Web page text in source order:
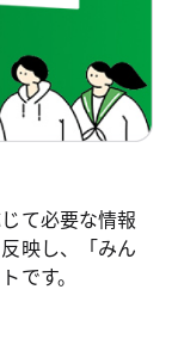
て必要な情報
映し、「みん
です。